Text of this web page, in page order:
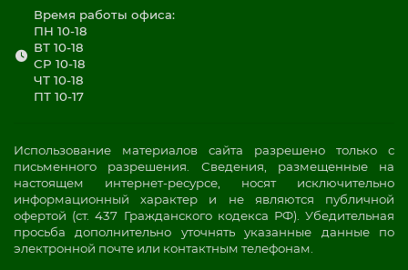
Время работы офиса:
ПН 10-18
ВТ 10-18
СР 10-18
ЧТ 10-18
ПТ 10-17
Использование материалов сайта разрешено только с
письменного разрешения. Сведения, размещенные на
настоящем интернет-ресурсе, носят исключительно
информационный характер и не являются публичной
офертой (ст. 437 Гражданского кодекса РФ). Убедительная
просьба дополнительно уточнять указанные данные по
электронной почте или контактным телефонам.